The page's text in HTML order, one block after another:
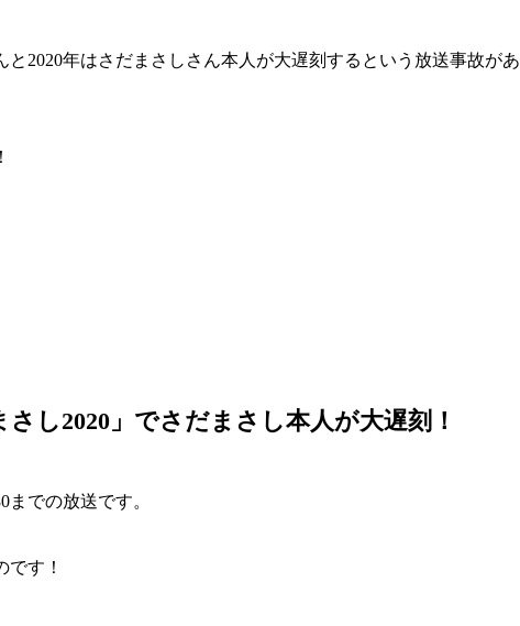
2020年はさだまさしさん本人が大遅刻するという放送事故があ
し2020」でさだまさし本人が大遅刻！
までの放送です。
す！